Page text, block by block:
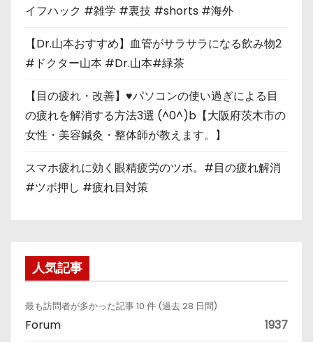
イフハック #雑学 #裏技 #shorts #海外
【Dr.山本おすすめ】血管がサラサラになる飲み物2
#ドクター山本 #Dr.山本#緑茶
【目の疲れ・改善】♥パソコンの使い過ぎによる目
の疲れを解消する方法3選 (^0^)b【大阪府茨木市の
女性・美容鍼灸・整体師が教えます。】
スマホ疲れに効く眼精疲労のツボ。#目の疲れ解消
#ツボ押し #疲れ目対策
人気記事
最も訪問者が多かった記事 10 件 (過去 28 日間)
Forum 1937